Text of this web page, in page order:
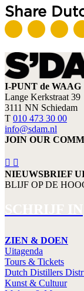
Share
I-PUNT de WAAG
Lange Kerkstraat 39
3111 NN Schiedam
T 010 473 30 00
info@sdam.nl
JOIN OUR
NIEUWSBRIEF
BLIJF OP DE
SCHRIJF IN
ZIEN & DOEN
Uitagenda
Tours & Tickets
Dutch Distillers
Kunst & Cultuur